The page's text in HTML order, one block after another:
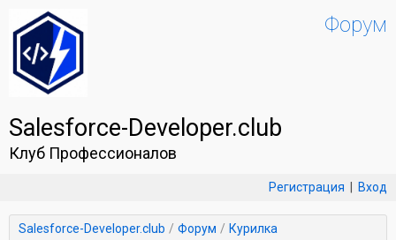
Salesforce-Developer.club
Клуб Профессионалов
Форум
Регистрация Вход
Salesforce-Developer.club Форум Курилка